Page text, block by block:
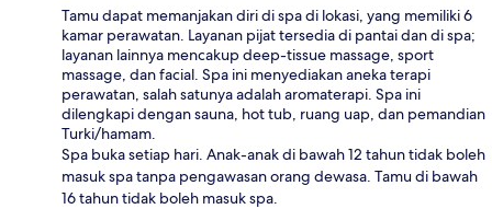
Tamu dapat memanjakan diri di spa di lokasi, yang memiliki 6
kamar perawatan. Layanan pijat tersedia di pantai dan di spa;
layanan lainnya mencakup deep-tissue massage, sport
massage, dan facial. Spa ini menyediakan aneka terapi
perawatan, salah satunya adalah aromaterapi. Spa ini
dilengkapi dengan sauna, hot tub, ruang uap, dan pemandian
Turki/hamam.
Spa buka setiap hari. Anak-anak di bawah 12 tahun tidak boleh
masuk spa tanpa pengawasan orang dewasa. Tamu di bawah
16 tahun tidak boleh masuk spa.